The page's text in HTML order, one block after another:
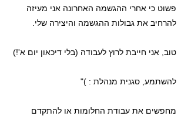
פשוט כי אחרי ההגשמה האחרונה אני מעיזה
להרחיב את גבולות ההגשמה והיצירה שלי.
טוב, אני חייבת לרוץ לעבודה (בלי דיכאון יום א'!)
להשתמע, סגנית מנהלת : )"
מחפשים את עבודת החלומות או להתקדם